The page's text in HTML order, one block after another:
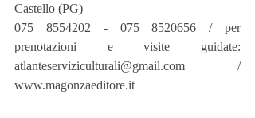
Castello (PG)
075 8554202 - 075 8520656 / per
prenotazioni e visite guidate:
atlanteserviziculturali@gmail.com /
www.magonzaeditore.it